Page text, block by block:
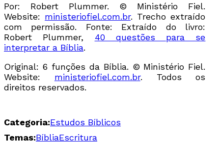
Por: Robert Plummer. © Ministério Fiel.
Website: ministeriofiel.com.br. Trecho extraído
com permissão. Fonte: Extraído do livro:
Robert Plummer, 40 questões para se
interpretar a Bíblia.
Original: 6 funções da Bíblia. © Ministério Fiel.
Website: ministeriofiel.com.br. Todos os
direitos reservados.
Categoria:Estudos Bíblicos
Temas:BíbliaEscritura